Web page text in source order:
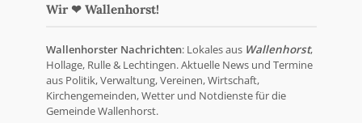
Wir ❤ Wallenhorst!
Wallenhorster Nachrichten: Lokales aus Wallenhorst,
Hollage, Rulle & Lechtingen. Aktuelle News und Termine
aus Politik, Verwaltung, Vereinen, Wirtschaft,
Kirchengemeinden, Wetter und Notdienste für die
Gemeinde Wallenhorst.